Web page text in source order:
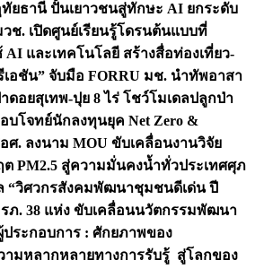
ทัยธานี ปั้นเยาวชนสู่ทักษะ AI ยกระดับ
วช. เปิดศูนย์เรียนรู้โดรนต้นแบบที่
และเทคโนโลยี สร้างสื่อท่องเที่ยว-
เอชัน” จับมือ FORRU มช. นำทัพอาสา
ดอยสุเทพ-ปุย 8 ไร่ โชว์โมเดลปลูกป่า
บโจทย์นักลงทุนยุค Net Zero &
ศ. ลงนาม MOU ขับเคลื่อนงานวิจัย
PM2.5 สู่ความมั่นคงน้ำทั่วประเทศศุภ
“วิศวกรสังคมพัฒนาชุมชนดีเด่น ปี
ภ. 38 แห่ง ขับเคลื่อนนวัตกรรมพัฒนา
ประกอบการ : ศักยภาพของ
ามหลากหลายทางการรับรู้ สู่โลกของ